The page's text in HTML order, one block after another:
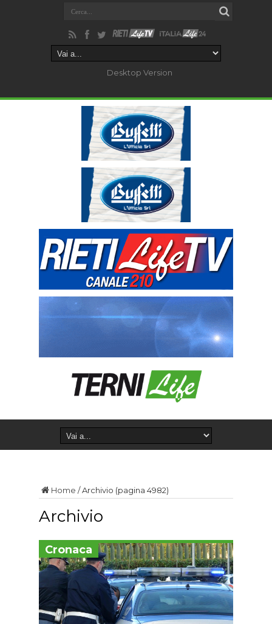
Desktop Version
Home /Archivio (pagina 4982)
Archivio
Cronaca